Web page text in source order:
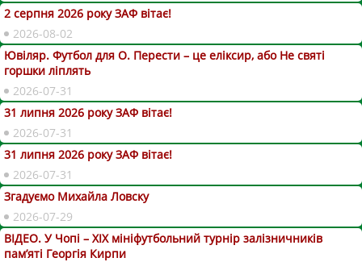
2 серпня 2026 року ЗАФ вітає!
2026-08-02
Ювіляр. Футбол для О. Перести – це еліксир, або Не святі
горшки ліплять
2026-07-31
31 липня 2026 року ЗАФ вітає!
2026-07-31
31 липня 2026 року ЗАФ вітає!
2026-07-31
Згадуємо Михайла Ловску
2026-07-29
ВІДЕО. У Чопі – ХІХ мініфутбольний турнір залізничників
пам’яті Георгія Кирпи